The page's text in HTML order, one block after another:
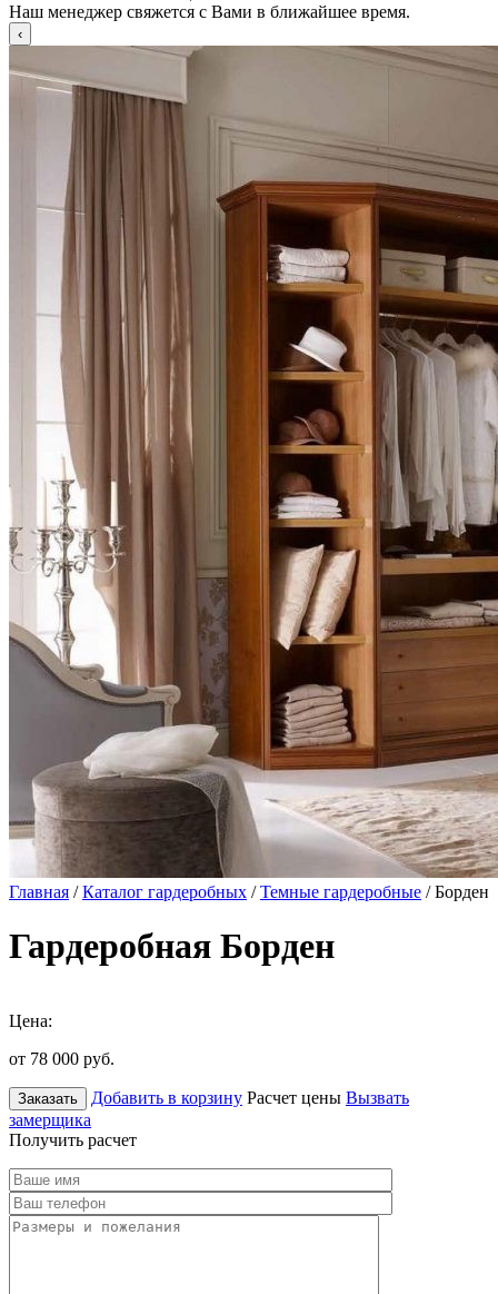
Наш менеджер свяжется с Вами в ближайшее время.
Главная /Каталог гардеробных /Темные гардеробные / Борден
Гардеробная Борден
Цена:
от 78 000 руб.
Заказать Добавить в корзину Расчет цены Вызвать
замерщика
Получить расчет